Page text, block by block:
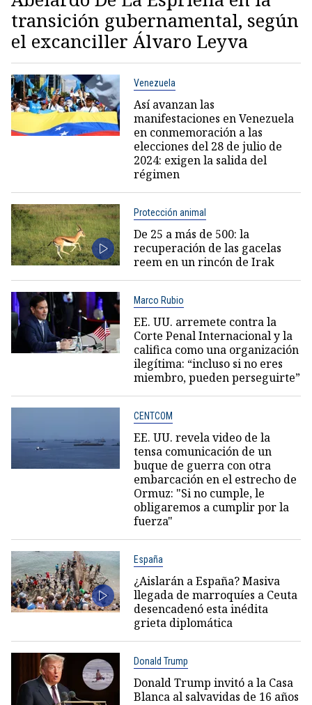
transición gubernamental, según
el excanciller Álvaro Leyva
Venezuela
Así avanzan las
manifestaciones en Venezuela
en conmemoración a las
elecciones del 28 de julio de
2024: exigen la salida del
régimen
Protección animal
De 25 a más de 500: la
recuperación de las gacelas
reem en un rincón de Irak
Marco Rubio
EE. UU. arremete contra la
Corte Penal Internacional y la
califica como una organización
ilegítima: “incluso si no eres
miembro, pueden perseguirte”
CENTCOM
EE. UU. revela video de la
tensa comunicación de un
buque de guerra con otra
embarcación en el estrecho de
Ormuz: "Si no cumple, le
obligaremos a cumplir por la
fuerza"
España
¿Aislarán a España? Masiva
llegada de marroquíes a Ceuta
desencadenó esta inédita
grieta diplomática
Donald Trump
Donald Trump invitó a la Casa
Blanca al salvavidas de 16 años